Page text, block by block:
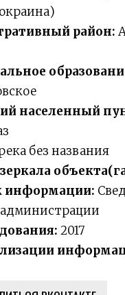
район:
населенный
без названия
информации:
2017